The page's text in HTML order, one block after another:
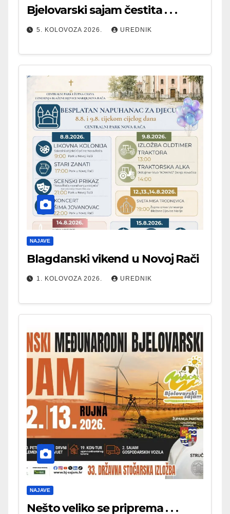
Bjelovarski sajam čestita . . .
5. KOLOVOZA 2026. UREDNIK
NAJAVE
Blagdanski vikend u Novoj Rači
1. KOLOVOZA 2026. UREDNIK
NAJAVE
Nešto veliko se priprema . . .